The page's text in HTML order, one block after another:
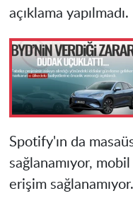
açıklama yapılmadı.
Spotify'ın da
sağlanamıyor,
erişim sağlanamıyor.